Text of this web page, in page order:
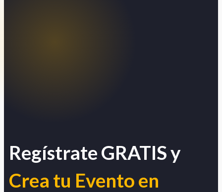
Regístrate GRATIS y
Crea tu Evento en